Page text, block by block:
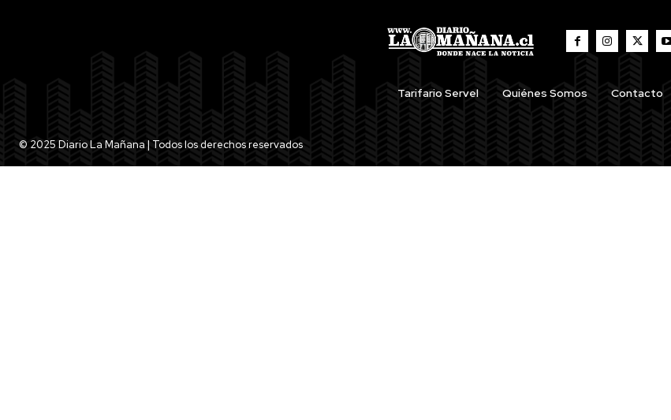
Tarifario Servel Quiénes Somos Contacto
© 2025 Diario La Mañana | Todos los derechos reservados